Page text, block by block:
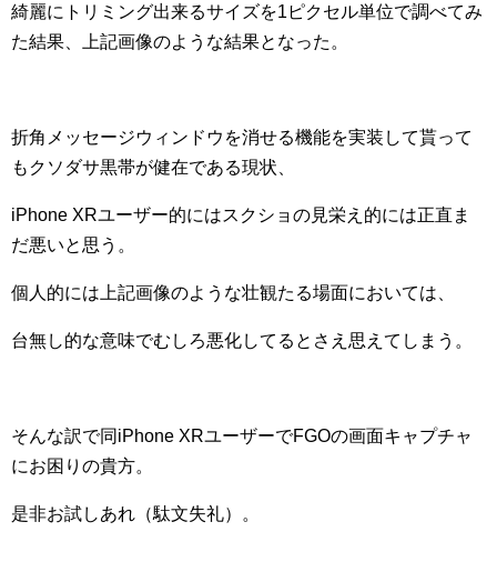
綺麗にトリミング出来るサイズを1ピクセル単位で調べてみ
た結果、上記画像のような結果となった。
折角メッセージウィンドウを消せる機能を実装して貰って
もクソダサ黒帯が健在である現状、
iPhone XRユーザー的にはスクショの見栄え的には正直ま
だ悪いと思う。
個人的には上記画像のような壮観たる場面においては、
台無し的な意味でむしろ悪化してるとさえ思えてしまう。
そんな訳で同iPhone XRユーザーでFGOの画面キャプチャ
にお困りの貴方。
是非お試しあれ（駄文失礼）。